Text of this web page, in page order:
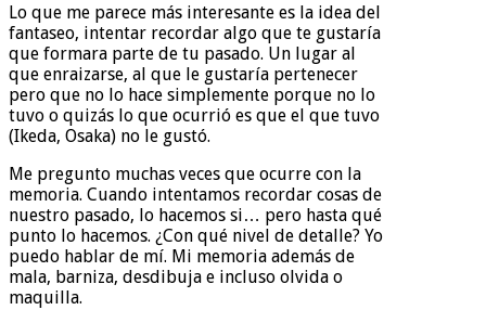
Lo que me parece más interesante es la idea del
fantaseo, intentar recordar algo que te gustaría
que formara parte de tu pasado. Un lugar al
que enraizarse, al que le gustaría pertenecer
pero que no lo hace simplemente porque no lo
tuvo o quizás lo que ocurrió es que el que tuvo
(Ikeda, Osaka) no le gustó.
Me pregunto muchas veces que ocurre con la
memoria. Cuando intentamos recordar cosas de
nuestro pasado, lo hacemos si… pero hasta qué
punto lo hacemos. ¿Con qué nivel de detalle? Yo
puedo hablar de mí. Mi memoria además de
mala, barniza, desdibuja e incluso olvida o
maquilla.